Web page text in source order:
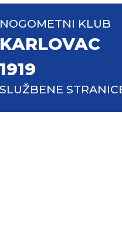
NOGOMETNI KLUB
KARLOVAC
1919
SLUŽBENE